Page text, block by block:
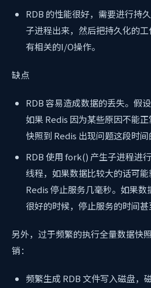
RDB 的性能很好，需要进行持
子进程出来，然后把持久化的
有相关的I/O操作。
缺点
RDB 容易造成数据的丢失。假
如果 Redis 因为某些原因不能
快照到 Redis 出现问题这段时间
RDB 使用 fork() 产生子进程进
线程，如果数据比较大的话可
Redis 停止服务几毫秒。如果
很好的时候，停止服务的时间甚
另外，过于频繁的执行全量数据快
销：
频繁生成 RDB 文件写入磁盘，